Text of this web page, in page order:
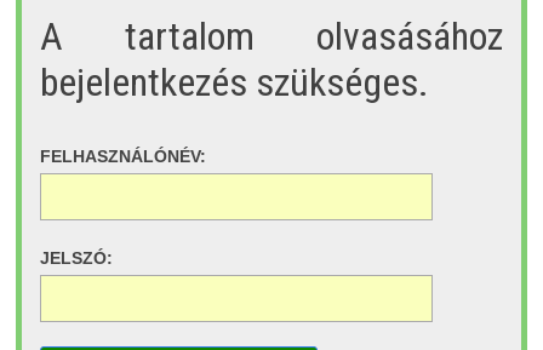
A tartalom olvasásához
bejelentkezés szükséges.
FELHASZNÁLÓNÉV:
JELSZÓ: